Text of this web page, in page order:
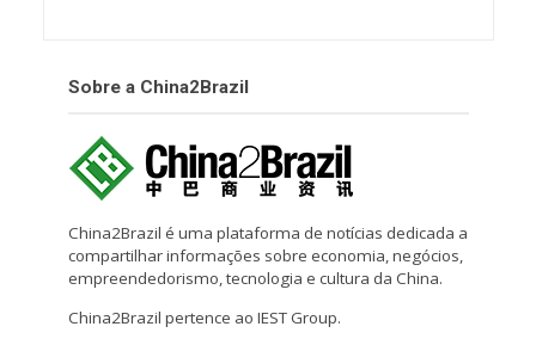
Sobre a China2Brazil
China2Brazil é uma plataforma de notícias dedicada a
compartilhar informações sobre economia, negócios,
empreendedorismo, tecnologia e cultura da China.
China2Brazil pertence ao IEST Group.